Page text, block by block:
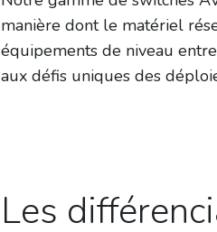
manière dont le matériel
équipements de niveau
aux défis uniques des
Les